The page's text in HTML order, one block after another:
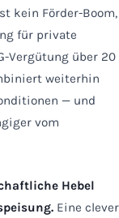
kein Förder-Boom,
für private
Vergütung über 20
weiterhin
— und
vom
Hebel
Eine clever